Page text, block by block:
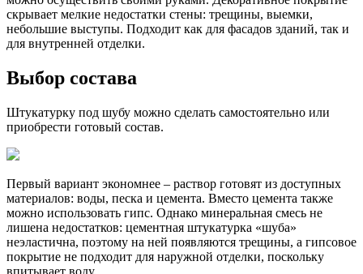
скрывает мелкие недостатки стены: трещины, выемки,
небольшие выступы. Подходит как для фасадов зданий, так и
для внутренней отделки.
Выбор состава
Штукатурку под шубу можно сделать самостоятельно или
приобрести готовый состав.
Первый вариант экономнее – раствор готовят из доступных
материалов: воды, песка и цемента. Вместо цемента также
можно использовать гипс. Однако минеральная смесь не
лишена недостатков: цементная штукатурка «шуба»
неэластична, поэтому на ней появляются трещины, а гипсовое
покрытие не подходит для наружной отделки, поскольку